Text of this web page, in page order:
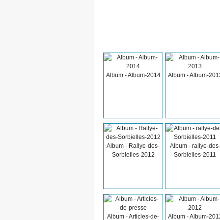
Album - Album-2014 Album - Album-
Album - Rallye-des-
Sorbielles-2012
Album - rallye-des-
Sorbielles-2011
Album - Articles-de-
Album - Album-